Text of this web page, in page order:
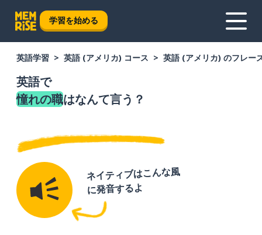
学習を始める
英語学習 英語 (アメリカ) コース 英語 (アメリカ) のフレー
英語で
憧れの職はなんて言う？
ネイティブはこんな風
に発音するよ